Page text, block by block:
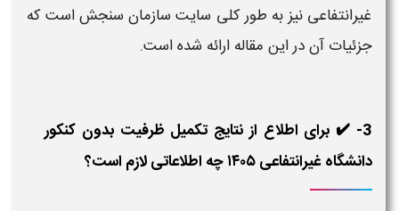
غیرانتفاعی نیزبه طور کلی سایت سازمان سنجش است که
جزئیات آن در این مقاله ارائه شده است.
3- ✔️ برای اطلاع از نتایج تکمیل ظرفیت بدون کنکور
دانشگاه غیرانتفاعی ۱۴۰۵ چه اطلاعاتی لازم است؟